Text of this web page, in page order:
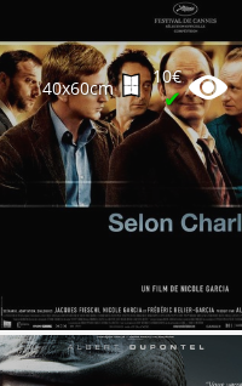
40x60cm
10€
✔